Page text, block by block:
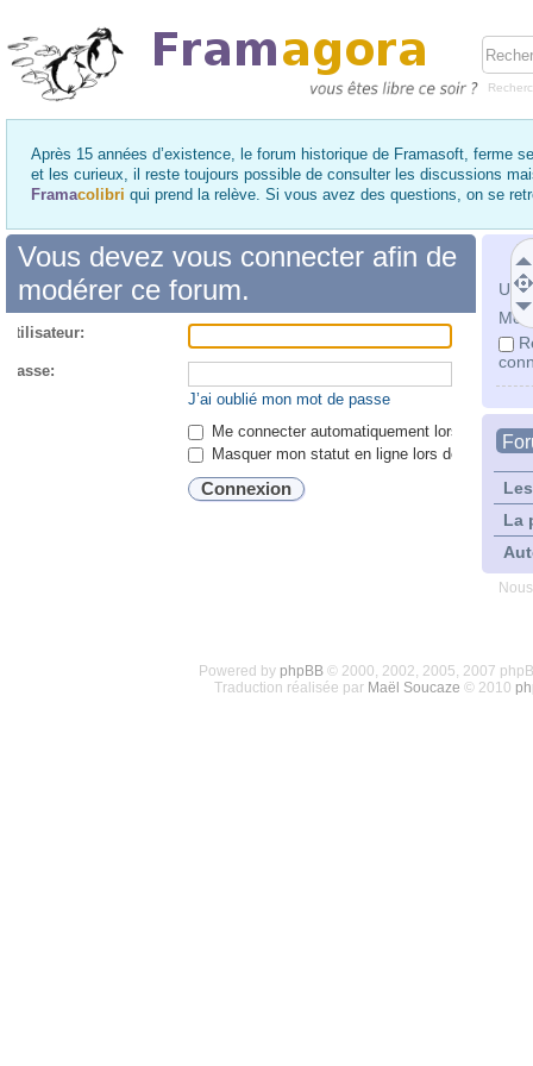
Après 15 années d’existence, le forum historique de Framasoft, ferme
et les curieux, il reste toujours possible de consulter les discussions
Framacolibri qui prend la relève. Si vous avez des questions, on se
Mot
La
Vous devez vous connecter afin de
modérer ce forum.
passe:
J’ai oublié mon mot de passe
Me connecter automatiquement lors de
Masquer mon statut en ligne lors de cette
Powered by phpBB© 2000, 2002, 2005, 2007
Traduction réalisée par Maël Soucaze © 2010